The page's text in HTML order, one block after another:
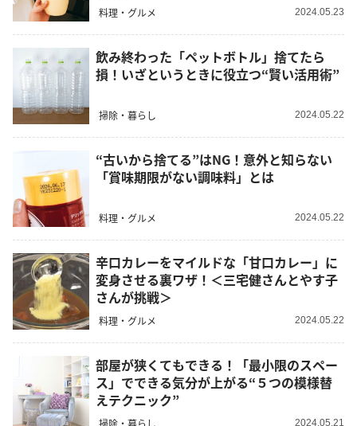
料理・グルメ 2024.05.23
飲み終わった「ペットボトル」捨てたら
損！いざというときに役立つ“賢い活用術”
掃除・暮らし 2024.05.22
“古いから捨てる”はNG！意外と知らない
「賞味期限がない調味料」とは
料理・グルメ 2024.05.22
辛口カレーをマイルドな「甘口カレー」に
変身させる裏ワザ！＜三宅健さんとやす子
さんが挑戦＞
料理・グルメ 2024.05.22
部屋が狭くてもできる！「最小限のスペー
ス」でできる気分が上がる“５つの模様替
えテクニック”
掃除・暮らし 2024.05.21